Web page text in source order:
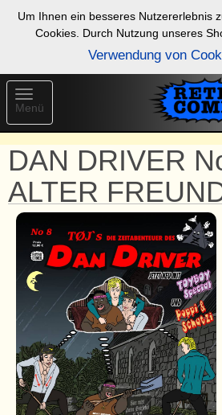
Um Ihnen ein besseres Nutzererlebnis
Cookies. Durch Nutzung unseres
Verwendung von
Toggle
navigation
Menü
DAN DRIVER
ALTER